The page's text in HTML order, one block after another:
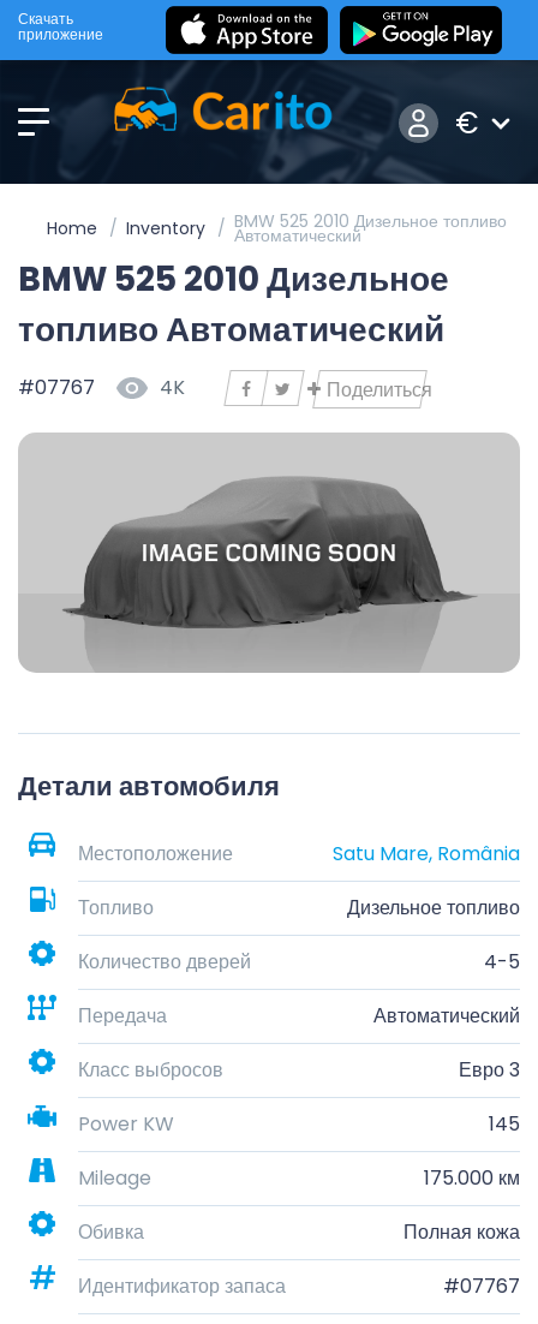
Скачать
приложение
€
Home Inventory BMW 525 2010 Дизельное топливо
Автоматический
BMW 525 2010 Дизельное
топливо Автоматический
#07767 4K Поделиться
Детали автомобиля
Местоположение
Satu Mare, România
Топливо
Дизельное топливо
Количество дверей
4-5
Передача
Автоматический
Класс выбросов
Евро 3
Power KW
145
Mileage
175.000 км
Обивка
Полная кожа
Идентификатор запаса
#07767